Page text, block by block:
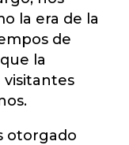
la era de la
de
la
visitantes
otorgado